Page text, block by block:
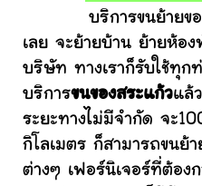
บริการขนย้ายของกั
เลย จะย้ายบ้าน ย้ายห้อ
บริษัท ทางเราก็รับใช้ทุก
บริการขนของสระแก้วแล้
ระยะทางไม่มีจำกัด จะ
กิโลเมตร ก็สามารถขนย้า
ต่างๆ เฟอร์นิเจอร์ที่ต้อง